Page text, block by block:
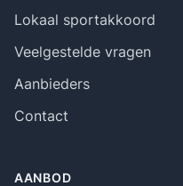
Lokaal sportakkoord
Veelgestelde vragen
Aanbieders
Contact
AANBOD